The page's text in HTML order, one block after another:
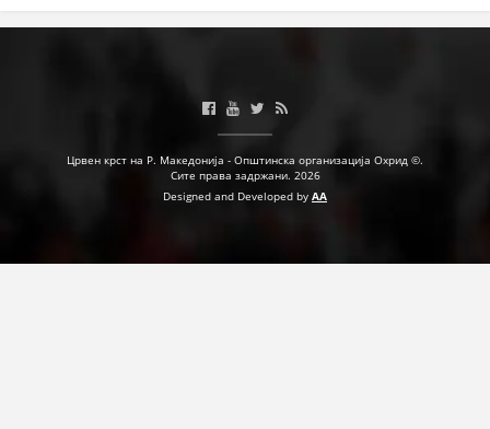
Црвен крст на Р. Македонија - Општинска организација Охрид ©.
Сите права задржани. 2026
Designed and Developed by AA